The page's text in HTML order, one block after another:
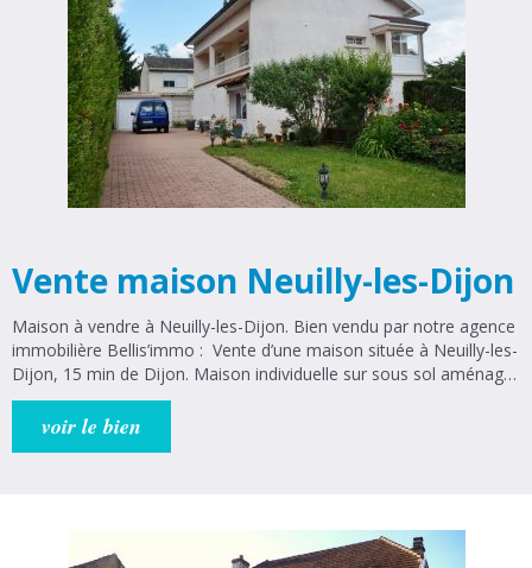
Vente maison Neuilly-les-Dijon
Maison à vendre à Neuilly-les-Dijon. Bien vendu par notre agence
immobilière Bellis’immo : Vente d’une maison située à Neuilly-les-
Dijon, 15 min de Dijon. Maison individuelle sur sous sol aménagé
de 125m2 comprenant : une entrée, une cuisine équipée, un
salon/séjour ainsi qu’une chambre et un WC. Le sous-sol dispose
de Genlis (14 rue Bernard Laureau) et de Dijon (8 rue Marceau)
voir le bien